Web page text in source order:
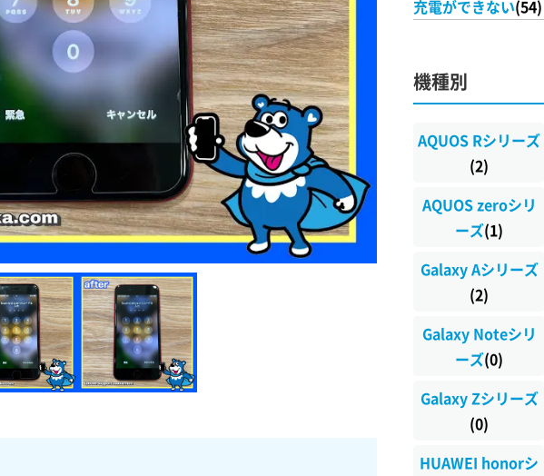
充電ができない(54)
機種別
AQUOS Rシリーズ
(2)
AQUOS zeroシリ
ーズ(1)
Galaxy Aシリーズ
(2)
Galaxy Noteシリ
ーズ(0)
Galaxy Zシリーズ
(0)
HUAWEI honorシ